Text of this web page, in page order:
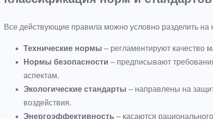
Все действующие правила можно условно разделить на
Технические нормы – регламентируют качество
Нормы безопасности – предписывают
аспектам.
Экологические стандарты – направлены на
воздействия.
Энергоэффективность – касаются